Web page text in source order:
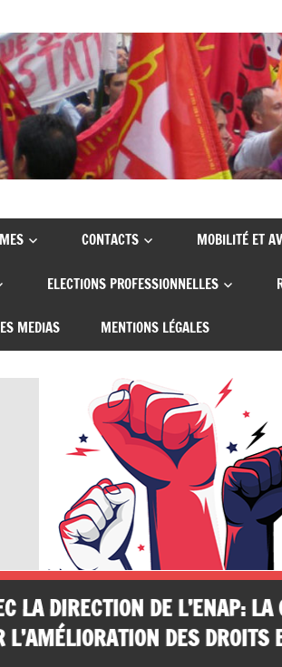
CONTACTS MOBILITÉ ET
ELECTIONS PROFESSIONNELLES
MEDIAS MENTIONS LÉGALES
LA DIRECTION DE L’ENAP:
DES DROITS